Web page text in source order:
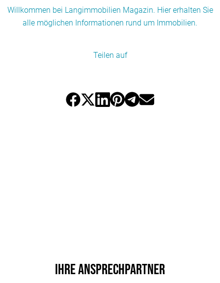
Willkommen bei Langimmobilien Magazin. Hier erhalten Sie
alle möglichen Informationen rund um Immobilien.
Teilen auf
Ihre Ansprechpartner